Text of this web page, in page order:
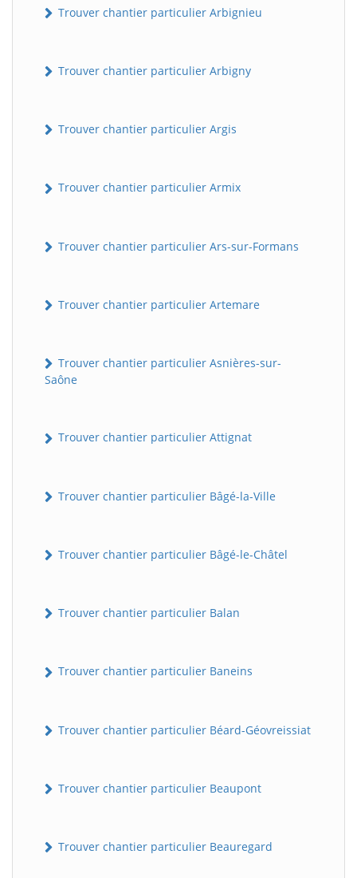
Trouver chantier particulier Arbignieu
Trouver chantier particulier Arbigny
Trouver chantier particulier Argis
Trouver chantier particulier Armix
Trouver chantier particulier Ars-sur-Formans
Trouver chantier particulier Artemare
Trouver chantier particulier Asnières-sur-
Saône
Trouver chantier particulier Attignat
Trouver chantier particulier Bâgé-la-Ville
Trouver chantier particulier Bâgé-le-Châtel
Trouver chantier particulier Balan
Trouver chantier particulier Baneins
Trouver chantier particulier Béard-Géovreissiat
Trouver chantier particulier Beaupont
Trouver chantier particulier Beauregard